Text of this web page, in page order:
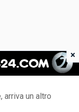
arriva un altro
×